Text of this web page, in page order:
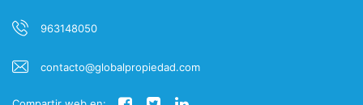
963148050
contacto@globalpropiedad.com